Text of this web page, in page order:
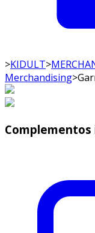
>KIDULT>
Merchandising>